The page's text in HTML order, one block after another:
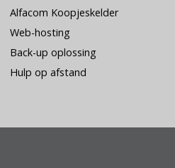
Alfacom Koopjeskelder
Web-hosting
Back-up oplossing
Hulp op afstand